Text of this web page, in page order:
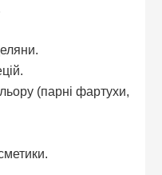
(парні фартухи,